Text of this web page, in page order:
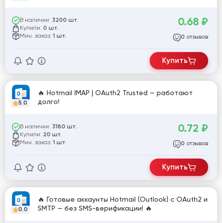
В наличии: 3200 шт.
Купили: 0 шт.
Мин. заказ: 1 шт.
0.68 ₽
0 отзывов
Купить
5.0
🔥 Hotmail IMAP | OAuth2 Trusted — работают
долго!
В наличии: 3180 шт.
Купили: 20 шт.
Мин. заказ: 1 шт.
0.72 ₽
0 отзывов
Купить
0.0
🔥 Готовые аккаунты Hotmail (Outlook) с OAuth2 и
SMTP — без SMS-верификации! 🔥